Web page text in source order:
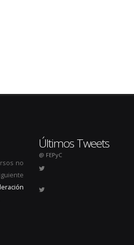
no
Últimos Tweets
@ FEPyC